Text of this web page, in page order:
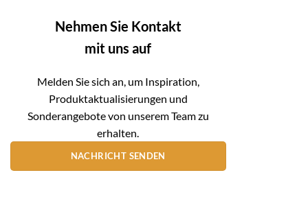
Nehmen Sie Kontakt
mit uns auf
Melden Sie sich an, um Inspiration,
Produktaktualisierungen und
Sonderangebote von unserem Team zu
erhalten.
NACHRICHT SENDEN